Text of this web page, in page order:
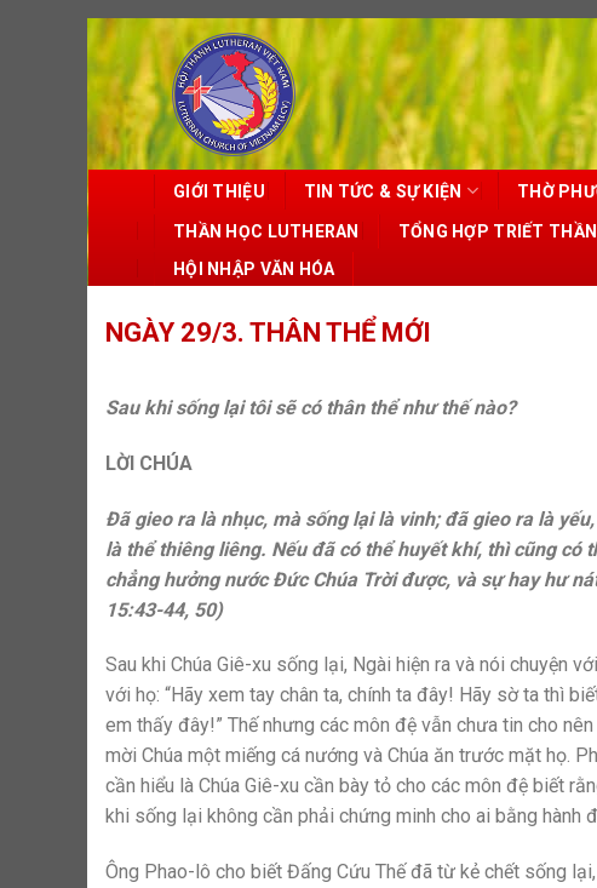
Skip
to
content
GIỚI THIỆU TIN TỨC & SỰ KIỆN THỜ
THẦN HỌC LUTHERAN TỔNG HỢP TRIẾT THẦN
HỘI NHẬP VĂN HÓA
NGÀY 29/3. THÂN THỂ MỚI
Sau khi sống lại tôi sẽ có thân thể như thế nào?
LỜI CHÚA
Đã gieo ra là nhục, mà sống lại là vinh; đã gieo ra là
là thể thiêng liêng. Nếu đã có thể huyết khí, thì cũng
chẳng hưởng nước Đức Chúa Trời được, và sự hay hư
15:43-44, 50)
Sau khi Chúa Giê-xu sống lại, Ngài hiện ra và nói chuyện
với họ: “Hãy xem tay chân ta, chính ta đây! Hãy sờ ta thì
em thấy đây!” Thế nhưng các môn đệ vẫn chưa tin cho
mời Chúa một miếng cá nướng và Chúa ăn trước mặt họ.
cần hiểu là Chúa Giê-xu cần bày tỏ cho các môn đệ biết
khi sống lại không cần phải chứng minh cho ai bằng hành
Ông Phao-lô cho biết Đấng Cứu Thế đã từ kẻ chết sống